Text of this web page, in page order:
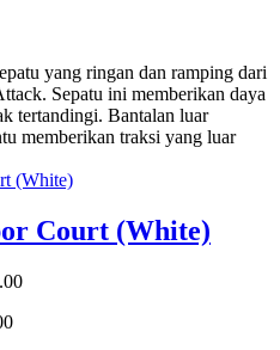
yang ringan dan ramping dari
Sepatu ini memberikan daya
tertandingi. Bantalan luar
memberikan traksi yang luar
Court (White)